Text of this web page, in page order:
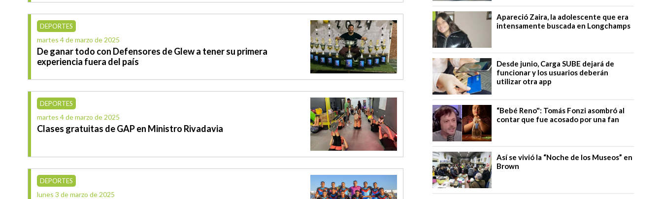
DEPORTES
martes 4 de marzo de 2025
De ganar todo con Defensores de Glew a tener su primera
experiencia fuera del país
DEPORTES
martes 4 de marzo de 2025
Clases gratuitas de GAP en Ministro Rivadavia
DEPORTES
lunes 3 de marzo de 2025
Apareció Zaira, la adolescente que era
intensamente buscada en Longchamps
Desde junio, Carga SUBE dejará de
funcionar y los usuarios deberán
utilizar otra app
“Bebé Reno": Tomás Fonzi asombró al
contar que fue acosado por una fan
Así se vivió la “Noche de los Museos” en
Brown